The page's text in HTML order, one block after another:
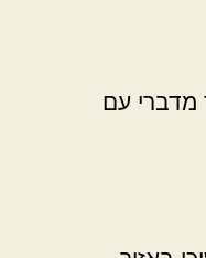
מדברי עם